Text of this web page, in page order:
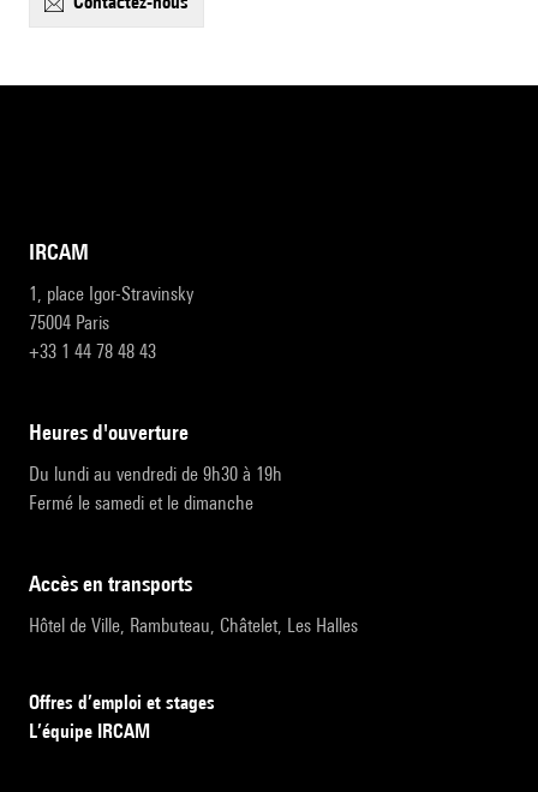
IRCAM
1, place Igor-Stravinsky
75004 Paris
+33 1 44 78 48 43
heures d'ouverture
Du lundi au vendredi de 9h30 à 19h
Fermé le samedi et le dimanche
accès en transports
Hôtel de Ville, Rambuteau, Châtelet, Les Halles
Offres d’emploi et stages
L’équipe IRCAM